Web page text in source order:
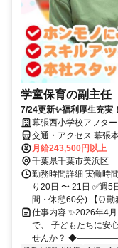
学童保育の副主任
7/24更新✨福利厚生充
幕張西小学校アフタ
交通・アクセス 幕張
分
月給243,500円以上
千葉県千葉市美浜区
勤務時間詳細 実働時
り20日 〜 21日 ✅週5
間・休憩60分) 【⏰勤
仕事内容 ✨2026年4
で、 子どもたちに安
せんか？